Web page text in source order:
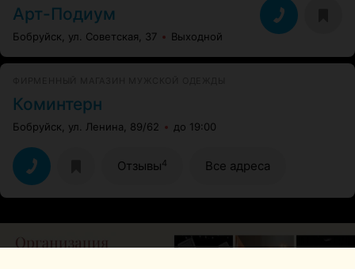
Арт-Подиум
Бобруйск, ул. Советская, 37 Выходной
Коминтерн
Бобруйск, ул. Ленина, 89/62 до 19:00
Отзывы4 Все адреса